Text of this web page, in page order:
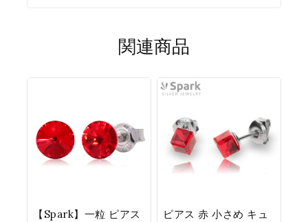
関連商品
【Spark】一粒 ピアス
ピアス 赤 小さめ キュ